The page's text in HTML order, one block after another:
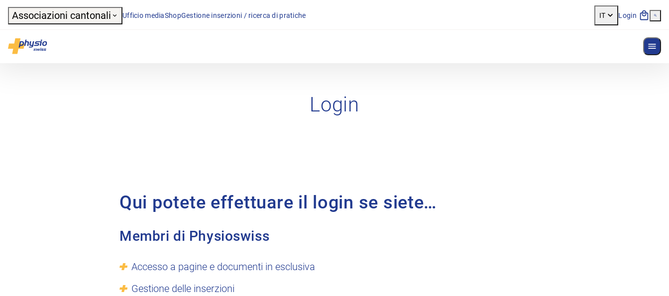
Header
Associazioni cantonali Ufficio mediaShopGestione inserzioni / ricerca di pratiche IT Login
Physioswiss
Navigazione principale
Login
Qui potete effettuare il login se siete…
Membri di Physioswiss
Accesso a pagine e documenti in esclusiva
Gestione delle inserzioni